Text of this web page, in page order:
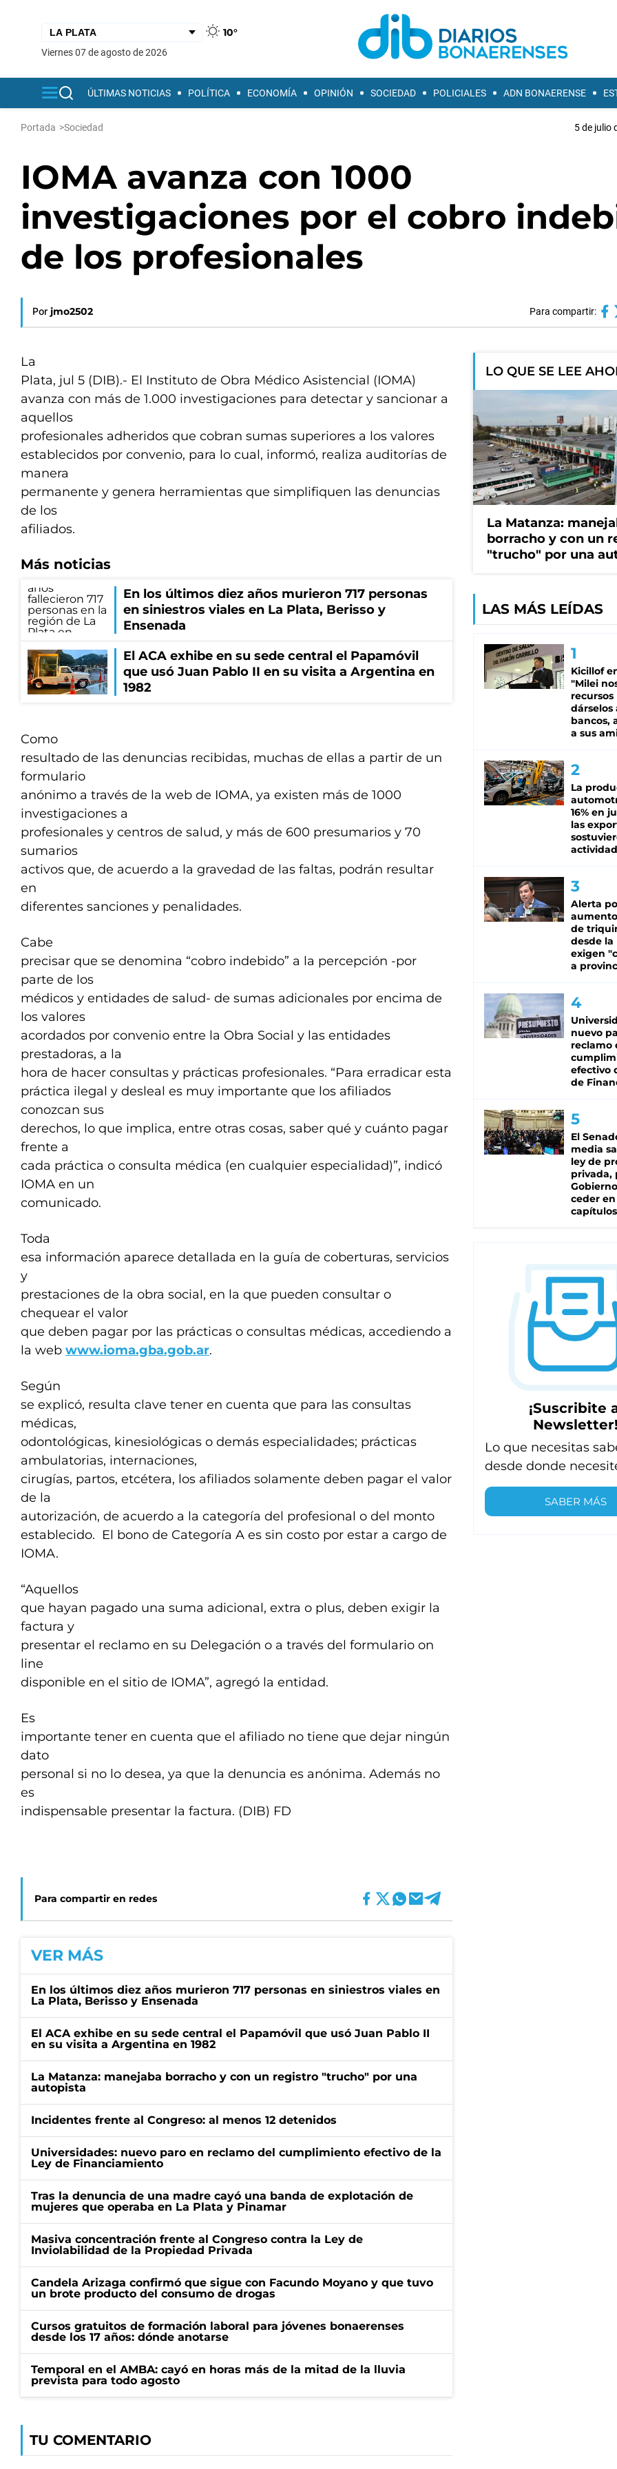
10°
viernes 07 de agosto de 2026
ÚLTIMAS NOTICIAS POLÍTICA ECONOMÍA OPINIÓN SOCIEDAD POLICIALES ADN BONAERENSE
Portada >Sociedad 5 de julio
IOMA avanza con 1000
investigaciones por el cobro
de los profesionales
Por jmo2502 Para compartir:
La
Plata, jul 5 (DIB).- El Instituto de Obra Médico Asistencial (IOMA)
avanza con más de 1.000 investigaciones para detectar y sancionar a
aquellos
profesionales adheridos que cobran sumas superiores a los valores
establecidos por convenio, para lo cual, informó, realiza auditorías de
manera
permanente y genera herramientas que simplifiquen las denuncias
de los
afiliados.
Más noticias
En los últimos diez años murieron 717 personas
en siniestros viales en La Plata, Berisso y
Ensenada
El ACA exhibe en su sede central el Papamóvil
que usó Juan Pablo II en su visita a Argentina en
1982
Como
resultado de las denuncias recibidas, muchas de ellas a partir de un
formulario
anónimo a través de la web de IOMA, ya existen más de 1000
investigaciones a
profesionales y centros de salud, y más de 600 presumarios y 70
sumarios
activos que, de acuerdo a la gravedad de las faltas, podrán resultar
en
diferentes sanciones y penalidades.
Cabe
precisar que se denomina “cobro indebido” a la percepción -por
parte de los
médicos y entidades de salud- de sumas adicionales por encima de
los valores
acordados por convenio entre la Obra Social y las entidades
prestadoras, a la
hora de hacer consultas y prácticas profesionales. “Para erradicar esta
práctica ilegal y desleal es muy importante que los afiliados
conozcan sus
derechos, lo que implica, entre otras cosas, saber qué y cuánto pagar
frente a
cada práctica o consulta médica (en cualquier especialidad)”, indicó
IOMA en un
comunicado.
Toda
esa información aparece detallada en la guía de coberturas, servicios
y
prestaciones de la obra social, en la que pueden consultar o
chequear el valor
que deben pagar por las prácticas o consultas médicas, accediendo a
la web www.ioma.gba.gob.ar.
Según
se explicó, resulta clave tener en cuenta que para las consultas
médicas,
odontológicas, kinesiológicas o demás especialidades; prácticas
ambulatorias, internaciones,
cirugías, partos, etcétera, los afiliados solamente deben pagar el valor
de la
autorización, de acuerdo a la categoría del profesional o del monto
establecido. El bono de Categoría A es sin costo por estar a cargo de
IOMA.
“Aquellos
que hayan pagado una suma adicional, extra o plus, deben exigir la
factura y
presentar el reclamo en su Delegación o a través del formulario on
line
disponible en el sitio de IOMA”, agregó la entidad.
Es
importante tener en cuenta que el afiliado no tiene que dejar ningún
dato
personal si no lo desea, ya que la denuncia es anónima. Además no
es
indispensable presentar la factura. (DIB) FD
Para compartir en redes
VER MÁS
En los últimos diez años murieron 717 personas en siniestros viales en
La Plata, Berisso y Ensenada
El ACA exhibe en su sede central el Papamóvil que usó Juan Pablo II
en su visita a Argentina en 1982
La Matanza: manejaba borracho y con un registro "trucho" por una
autopista
Incidentes frente al Congreso: al menos 12 detenidos
Universidades: nuevo paro en reclamo del cumplimiento efectivo de la
Ley de Financiamiento
Tras la denuncia de una madre cayó una banda de explotación de
mujeres que operaba en La Plata y Pinamar
Masiva concentración frente al Congreso contra la Ley de
Inviolabilidad de la Propiedad Privada
Candela Arizaga confirmó que sigue con Facundo Moyano y que tuvo
un brote producto del consumo de drogas
Cursos gratuitos de formación laboral para jóvenes bonaerenses
desde los 17 años: dónde anotarse
Temporal en el AMBA: cayó en horas más de la mitad de la lluvia
prevista para todo agosto
TU COMENTARIO
LO QUE SE LEE
La Matanza:
borracho y con un
"trucho" por una
LAS MÁS LEÍDAS
Kicillof
"Milei
recursos
dárselos
bancos,
a sus
La
16% en
las
actividad
Alerta
de
desde la
exigen
a
nuevo
reclamo
efectivo
de
El
media
ley de
privada,
ceder
capítulos
¡Suscribite
Newsletter!
Lo que necesitas
desde donde
SABER MÁS